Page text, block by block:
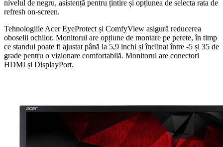
nivelul de negru, asistență pentru țintire și opțiunea de selecta rata de
refresh on-screen.
Tehnologiile Acer EyeProtect și ComfyView asigură reducerea
oboselii ochilor. Monitorul are opțiune de montare pe perete, în timp
ce standul poate fi ajustat până la 5,9 inchi și înclinat între -5 și 35 de
grade pentru o vizionare comfortabilă. Monitorul are conectori
HDMI și DisplayPort.